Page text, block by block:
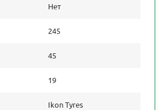
Нет
245
45
19
Ikon Tyres